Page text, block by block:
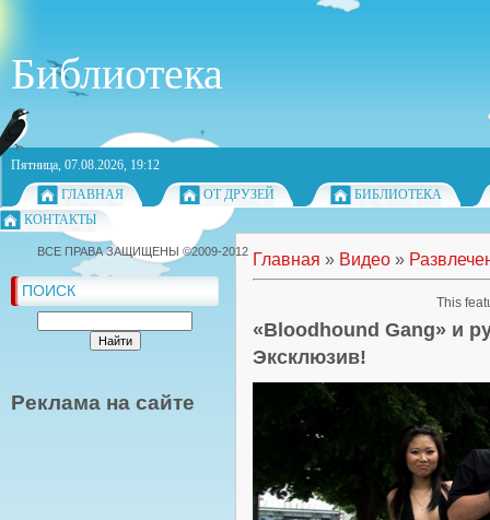
Библиотека
Пятница, 07.08.2026, 19:12
ГЛАВНАЯ
ОТ ДРУЗЕЙ
БИБЛИОТЕКА
КОНТАКТЫ
ПОИСК
Реклама на сайте
Главная » Видео »
«Bloodhound Gang» и
Эксклюзив!
ВСЕ ПРАВА ЗАЩИЩЕНЫ ©2009-2012
This